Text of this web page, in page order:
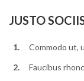
JUSTO
Commodo ut,
Faucibus